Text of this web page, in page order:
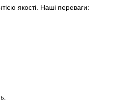
якості. Наші переваги: